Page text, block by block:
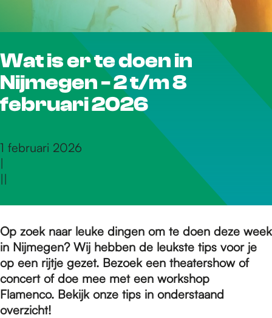
r
d
e
o
m
e
Wat is er te doen in
Nijmegen - 2 t/m 8
februari 2026
1 februari 2026
|
||
Op zoek naar leuke dingen om te doen deze week
in Nijmegen? Wij hebben de leukste tips voor je
op een rijtje gezet. Bezoek een theatershow of
concert of doe mee met een workshop
Flamenco. Bekijk onze tips in onderstaand
overzicht!